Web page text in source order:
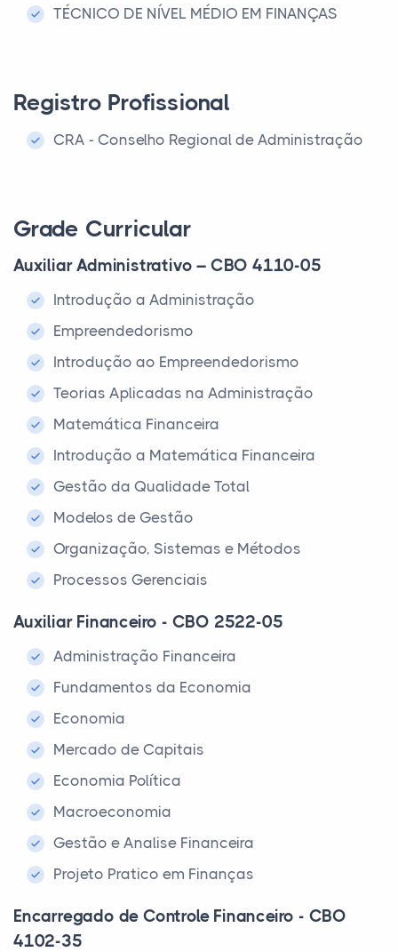
TÉCNICO DE NÍVEL MÉDIO EM FINANÇAS
Registro Profissional
CRA - Conselho Regional de Administração
Grade Curricular
Auxiliar Administrativo – CBO 4110-05
Introdução a Administração
Empreendedorismo
Introdução ao Empreendedorismo
Teorias Aplicadas na Administração
Matemática Financeira
Introdução a Matemática Financeira
Gestão da Qualidade Total
Modelos de Gestão
Organização, Sistemas e Métodos
Processos Gerenciais
Auxiliar Financeiro - CBO 2522-05
Administração Financeira
Fundamentos da Economia
Economia
Mercado de Capitais
Economia Política
Macroeconomia
Gestão e Analise Financeira
Projeto Pratico em Finanças
Encarregado de Controle Financeiro - CBO
4102-35